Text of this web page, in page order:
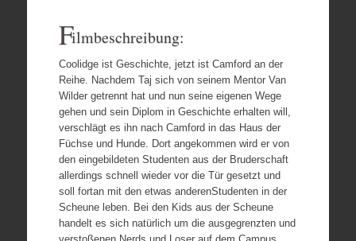
Filmbeschreibung:
Coolidge ist Geschichte, jetzt ist Camford an der
Reihe. Nachdem Taj sich von seinem Mentor Van
Wilder getrennt hat und nun seine eigenen Wege
gehen und sein Diplom in Geschichte erhalten will,
verschlägt es ihn nach Camford in das Haus der
Füchse und Hunde. Dort angekommen wird er von
den eingebildeten Studenten aus der Bruderschaft
allerdings schnell wieder vor die Tür gesetzt und
soll fortan mit den etwas anderenStudenten in der
Scheune leben. Bei den Kids aus der Scheune
handelt es sich natürlich um die ausgegrenzten und
verstoßenen Nerds und Loser auf dem Campus.